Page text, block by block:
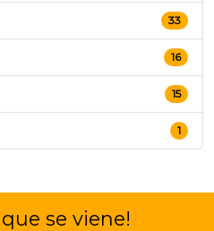
33
16
15
1
se viene!